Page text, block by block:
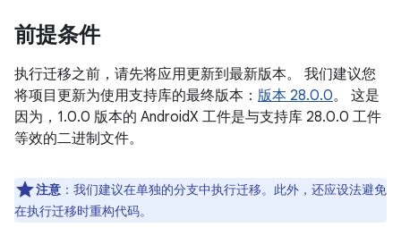
前提条件
执行迁移之前，请先将应用更新到最新版本。 我们建议您
将项目更新为使用支持库的最终版本： 版本 28.0.0。 这是
因为，1.0.0 版本的 AndroidX 工件是与支持库 28.0.0 工件
等效的二进制文件。
注意 ： 我们建议在单独的分支中执行迁移。此外，还应设法避免
在执行迁移时重构代码。